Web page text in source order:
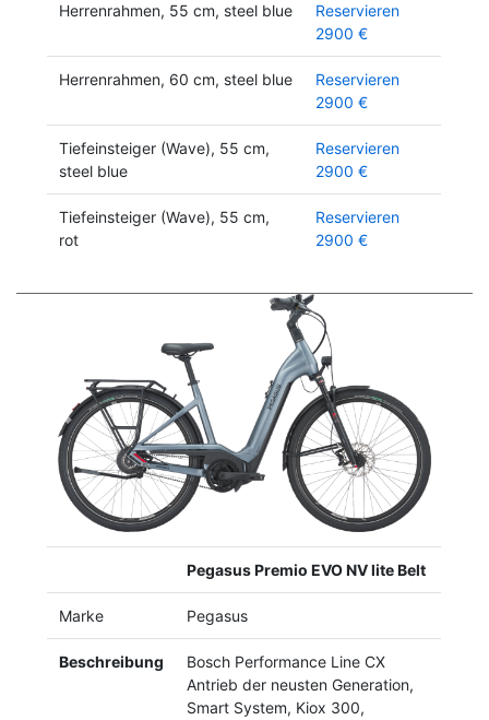
Herrenrahmen, 55 cm, steel blue
Reservieren
2900 €
Herrenrahmen, 60 cm, steel blue
Reservieren
2900 €
Tiefeinsteiger (Wave), 55 cm,
steel blue
Reservieren
2900 €
Tiefeinsteiger (Wave), 55 cm,
rot
Reservieren
2900 €
Previous
Pegasus Premio EVO NV lite Belt
Marke Pegasus
Beschreibung
Bosch Performance Line CX
Antrieb der neusten Generation,
Smart System, Kiox 300,